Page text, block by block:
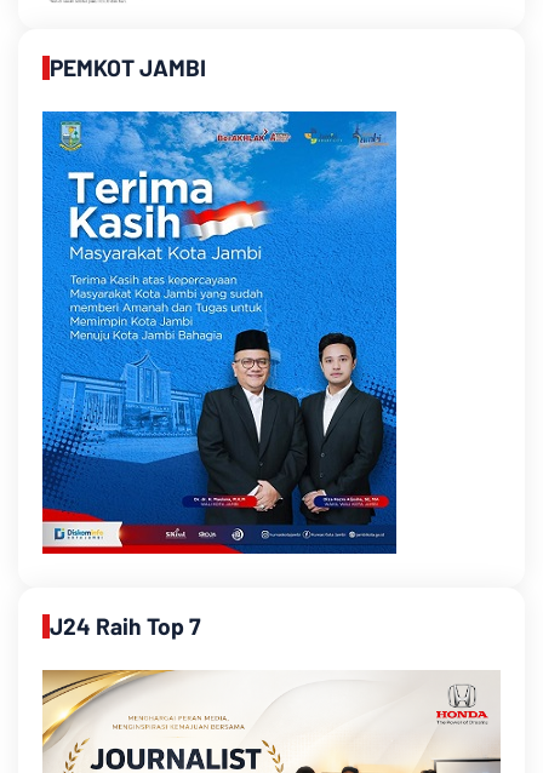
PEMKOT JAMBI
J24 Raih Top 7